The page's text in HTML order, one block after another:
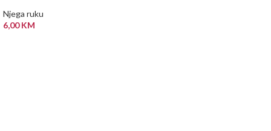
Njega ruku
6,00KM